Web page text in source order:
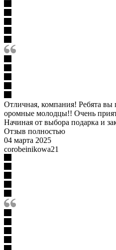
Отличная, компания! Ребята вы
оромные молодцы!! Очень
Начиная от выбора подарка и
Отзыв полностью
04 марта 2025
corobeinikowa21